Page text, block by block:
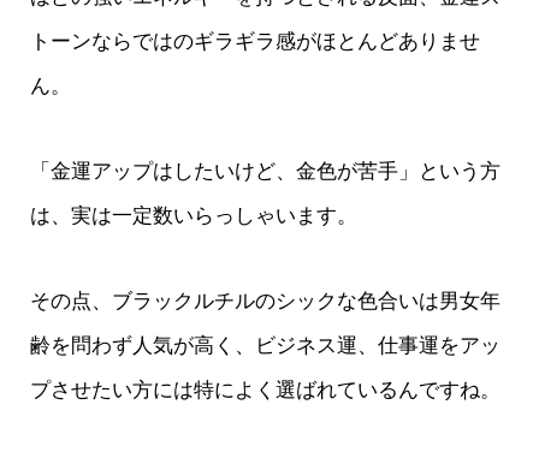
トーンならではのギラギラ感がほとんどありませ
ん。
「金運アップはしたいけど、金色が苦手」という方
は、実は一定数いらっしゃいます。
その点、ブラックルチルのシックな色合いは男女年
齢を問わず人気が高く、ビジネス運、仕事運をアッ
プさせたい方には特によく選ばれているんですね。